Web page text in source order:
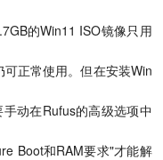
的Win11 ISO镜像只用
正常使用。但在安装Win
动在Rufus的高级选项中
Boot和RAM要求"才能解